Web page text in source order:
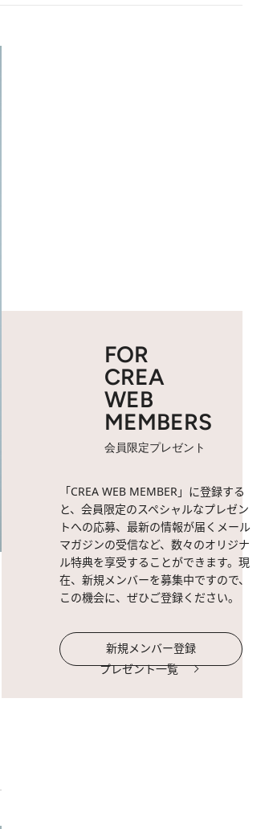
FOR
CREA
WEB
MEMBERS
会員限定プレゼント
「CREA WEB MEMBER」に登録する
と、会員限定のスペシャルなプレゼン
トへの応募、最新の情報が届くメール
マガジンの受信など、数々のオリジナ
ル特典を享受することができます。現
在、新規メンバーを募集中ですので、
この機会に、ぜひご登録ください。
新規メンバー登録
プレゼント一覧